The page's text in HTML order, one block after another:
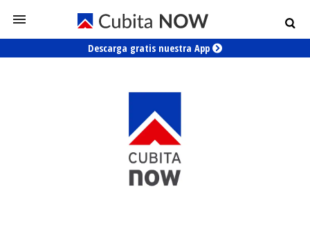
Descarga gratis nuestra App